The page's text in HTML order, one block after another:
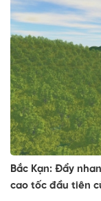
Bắc Kạn: Đẩy
cao tốc đầu tiên